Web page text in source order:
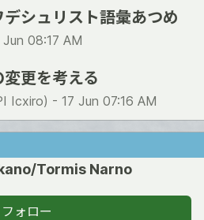
シュリスト語彙あつめ
Jun 08:17 AM
更を考える
Icxiro) - 17 Jun 07:16 AM
Tormis Narno
フォロー